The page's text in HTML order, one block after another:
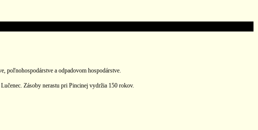
poľnohospodárstve a odpadovom hospodárstve.
Zásoby nerastu pri Pincinej vydržia 150 rokov.